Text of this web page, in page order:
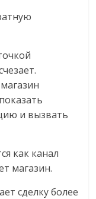
и вызвать
как канал
магазин.
сделку более